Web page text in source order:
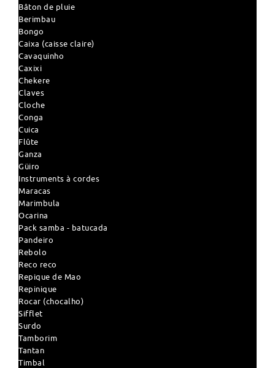
Bâton de pluie
Berimbau
Bongo
Caixa (caisse claire)
Cavaquinho
Caxixi
Chekere
Claves
Cloche
Conga
Cuica
Flûte
Ganza
Güiro
Instruments à cordes
Maracas
Marimbula
Ocarina
Pack samba - batucada
Pandeiro
Rebolo
Reco reco
Repique de Mao
Repinique
Rocar (chocalho)
Sifflet
Surdo
Tamborim
Tantan
Timbal